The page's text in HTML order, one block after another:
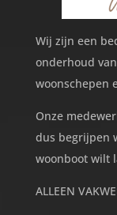
Wij zijn een
onderhoud
woonschepen
Onze
dus begrijpen
woonboot wilt
ALLEEN